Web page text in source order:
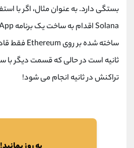
تراکنش در ثانیه انجام می شود!